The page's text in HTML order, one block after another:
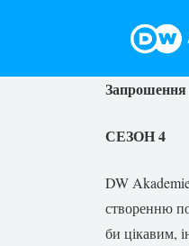
Запрошення
СЕЗОН 4
DW
створенню
би цікавим,